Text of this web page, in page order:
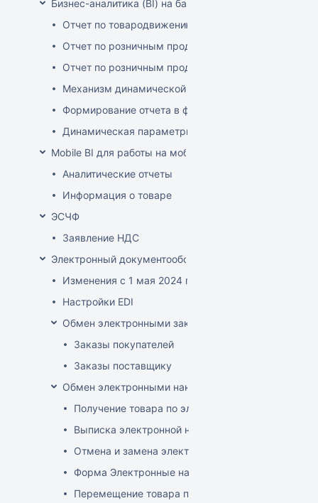
Бизнес-аналитика (BI) на базе OLAP DRUID
Отчет по товародвижению с товарной
Отчет по розничным продажам с детализацией по
Отчет по розничным продажам с детализацией по
Механизм динамической фильтрации и
Формирование отчета в файле XLSX-формата
Динамическая параметризация отображаемых в
Mobile BI для работы на мобильных устройствах
Аналитические отчеты
Информация о товаре
ЭСЧФ
Заявление НДС
Электронный документооборот (РБ)
Изменения с 1 мая 2024 года
Настройки EDI
Обмен электронными заказами
Заказы покупателей
Заказы поставщику
Обмен электронными накладными
Получение товара по электронной накладной
Выписка электронной накладной
Отмена и замена электронной накладной
Форма Электронные накладные EDI
Перемещение товара по электронной накладной